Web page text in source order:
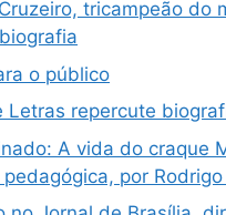
tricampeão do
o público
Letras repercute
A vida do craque
por